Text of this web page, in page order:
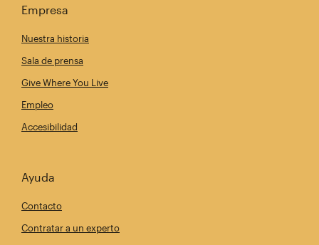
Empresa
Nuestra historia
Sala de prensa
Give Where You Live
Empleo
Accesibilidad
Ayuda
Contacto
Contratar a un experto